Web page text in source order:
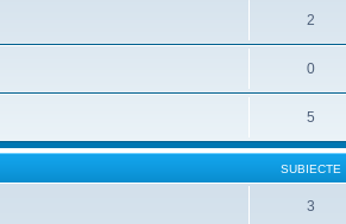
2
0
5
SUBIECTE
3